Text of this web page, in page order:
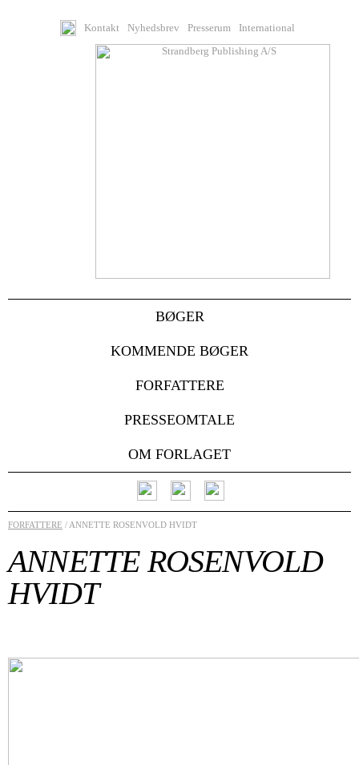
Kontakt Nyhedsbrev Presserum International
BØGER
KOMMENDE BØGER
FORFATTERE
PRESSEOMTALE
OM FORLAGET
FORFATTERE / ANNETTE ROSENVOLD HVIDT
ANNETTE ROSENVOLD
HVIDT